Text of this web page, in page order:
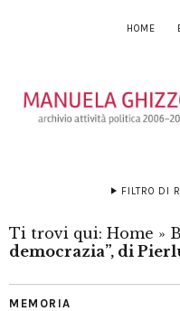
HOME
FILTRO DI
Ti trovi qui: Home »
democrazia”, di
MEMORIA